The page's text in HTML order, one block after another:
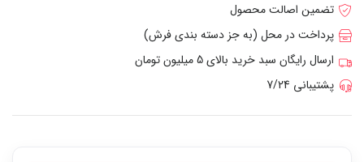
تضمین اصالت محصول
پرداخت در محل (به جز دسته بندی فرش)
ارسال رایگان سبد خرید بالای 5 میلیون تومان
پشتیبانی 7/24